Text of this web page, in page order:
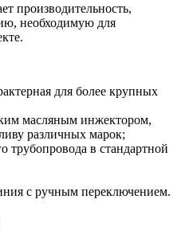
производительность,
необходимую для
для более крупных
масляным инжектором,
различных марок;
трубопровода в стандартной
с ручным переключением.